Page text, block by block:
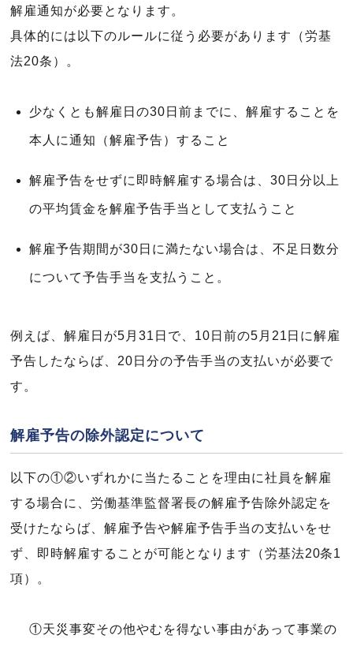
解雇通知が必要となります。
具体的には以下のルールに従う必要があります（労基
法20条）。
少なくとも解雇日の30日前までに、解雇することを
本人に通知（解雇予告）すること
解雇予告をせずに即時解雇する場合は、30日分以上
の平均賃金を解雇予告手当として支払うこと
解雇予告期間が30日に満たない場合は、不足日数分
について予告手当を支払うこと。
例えば、解雇日が5月31日で、10日前の5月21日に解雇
予告したならば、20日分の予告手当の支払いが必要で
す。
解雇予告の除外認定について
以下の①②いずれかに当たることを理由に社員を解雇
する場合に、労働基準監督署長の解雇予告除外認定を
受けたならば、解雇予告や解雇予告手当の支払いをせ
ず、即時解雇することが可能となります（労基法20条1
項）。
①天災事変その他やむを得ない事由があって事業の